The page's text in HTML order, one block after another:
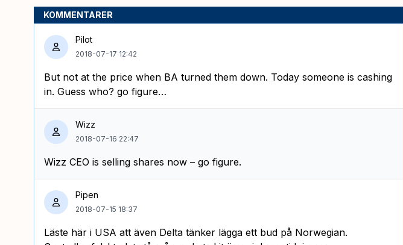
KOMMENTARER
Pilot
2018-07-17 12:42
But not at the price when BA turned them down. Today someone is cashing
in. Guess who? go figure…
Wizz
2018-07-16 22:47
Wizz CEO is selling shares now – go figure.
Pipen
2018-07-15 18:37
Läste här i USA att även Delta tänker lägga ett bud på Norwegian.